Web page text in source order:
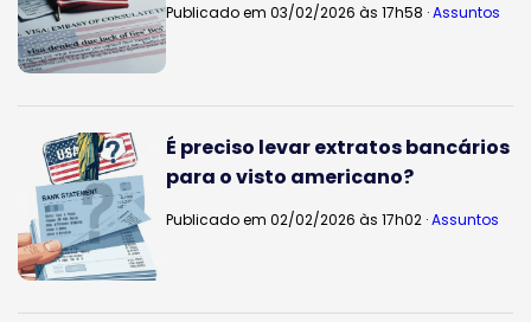
Publicado em 03/02/2026 às 17h58 ·Assuntos
É preciso levar extratos bancários
para o visto americano?
Publicado em 02/02/2026 às 17h02 ·Assuntos